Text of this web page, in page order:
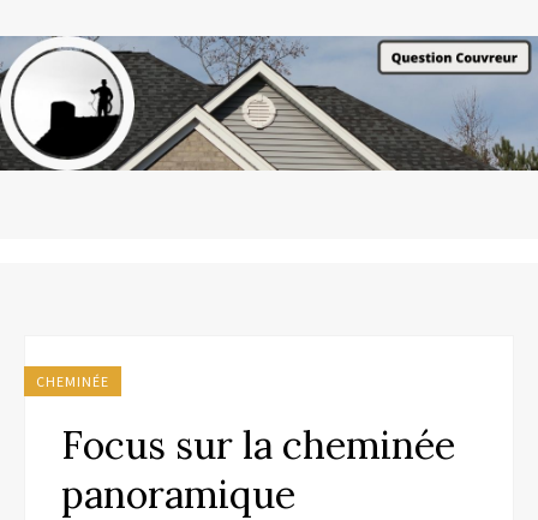
CHEMINÉE
Focus sur la cheminée
panoramique